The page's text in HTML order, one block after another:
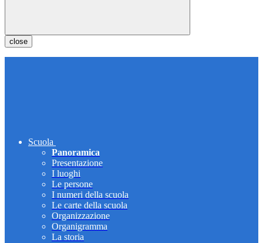
close
Scuola
Panoramica
Presentazione
I luoghi
Le persone
I numeri della scuola
Le carte della scuola
Organizzazione
Organigramma
La storia